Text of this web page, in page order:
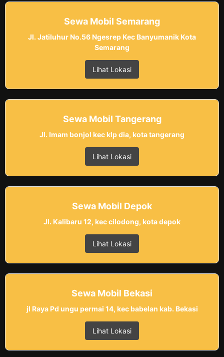
Sewa Mobil Semarang
Jl. Jatiluhur No.56 Ngesrep Kec Banyumanik Kota
Semarang
Lihat Lokasi
Sewa Mobil Tangerang
Jl. Imam bonjol kec klp dia, kota tangerang
Lihat Lokasi
Sewa Mobil Depok
Jl. Kalibaru 12, kec cilodong, kota depok
Lihat Lokasi
Sewa Mobil Bekasi
jl Raya Pd ungu permai 14, kec babelan kab. Bekasi
Lihat Lokasi